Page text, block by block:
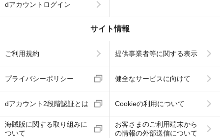
dアカウントログイン
サイト情報
ご利用規約 提供事業者等に関する表示
プライバシーポリシー 健全なサービスに向けて
dアカウント2段階認証とは Cookieの利用について
海賊版に関する取り組みに
ついて
お客さまのご利用端末から
の情報の外部送信について